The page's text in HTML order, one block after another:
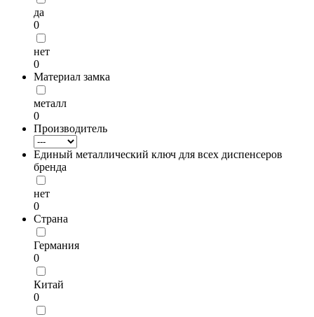
да
0
нет
0
Материал замка
металл
0
Производитель
Единый металлический ключ для всех диспенсеров
бренда
нет
0
Страна
Германия
0
Китай
0